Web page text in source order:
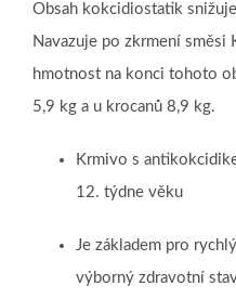
Obsah kokcidiostatik
Navazuje po zkrmení směsi
hmotnost na konci tohoto
5,9 kg a u krocanů 8,9 kg.
Krmivo s
12. týdne věku
Je základem pro
výborný zdravotní